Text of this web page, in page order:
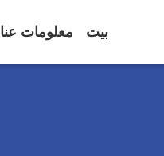
بيت معلومات عنا